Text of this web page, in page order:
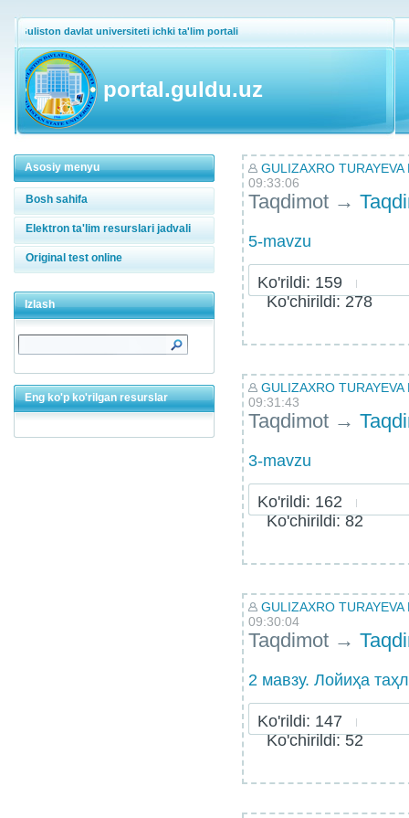
Guliston davlat universiteti ichki ta'lim portali
portal.guldu.uz
Asosiy menyu
Bosh sahifa
Elektron ta'lim resurslari jadvali
Original test online
Izlash
Eng ko'p ko'rilgan resurslar
GULIZAXRO TURAYEVA
09:33:06
Taqdimot →
5-mavzu
Ko'rildi: 159
Ko'chirildi: 278
GULIZAXRO TURAYEVA
09:31:43
Taqdimot →
3-mavzu
Ko'rildi: 162
Ko'chirildi: 82
GULIZAXRO TURAYEVA
09:30:04
Taqdimot →
2 мавзу. Лойиҳа
Ko'rildi: 147
Ko'chirildi: 52